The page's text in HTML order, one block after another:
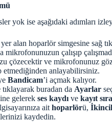
yok ise aşağıdaki adımları
alan hoparlör simgesine sağ
mikrofonunuzun çalışıp
çözecektir ve mikrofonunuz
etmediğinden anlayabilirsiniz.
Bandicam’i açmak kalıyor.
tıklayarak buradan da Ayarlar
gelerek ses kaydı ve kayıt
ait hoparlörü,
kaydedin.